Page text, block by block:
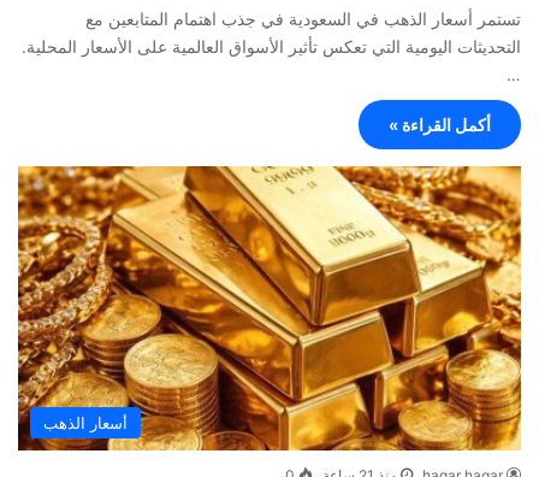
تستمر أسعار الذهب في السعودية في جذب اهتمام المتابعين مع
التحديثات اليومية التي تعكس تأثير الأسواق العالمية على الأسعار المحلية.
…
أكمل القراءة »
أسعار الذهب